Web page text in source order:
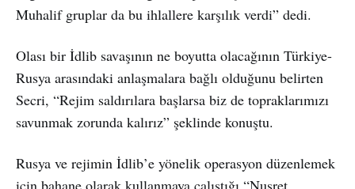
Muhalif gruplar da bu ihlallere karşılık verdi” dedi.
Olası bir İdlib savaşının ne boyutta olacağının Türkiye-
Rusya arasındaki anlaşmalara bağlı olduğunu belirten
Secri, “Rejim saldırılara başlarsa biz de topraklarımızı
savunmak zorunda kalırız” şeklinde konuştu.
Rusya ve rejimin İdlib’e yönelik operasyon düzenlemek
için bahane olarak kullanmaya çalıştığı “Nusret